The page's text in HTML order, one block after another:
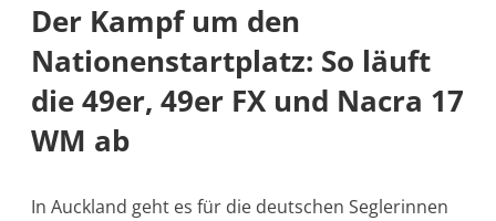
Der Kampf um den
Nationenstartplatz: So läuft
die 49er, 49er FX und Nacra 17
WM ab
In Auckland geht es für die deutschen Seglerinnen